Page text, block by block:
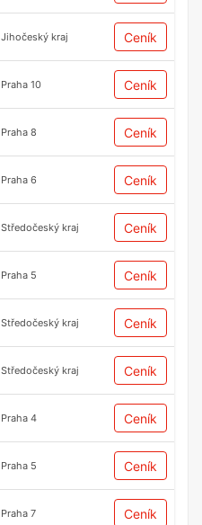
Jihočeský kraj Ceník
Praha 10 Ceník
Praha 8 Ceník
Praha 6 Ceník
Středočeský kraj Ceník
Praha 5 Ceník
Středočeský kraj Ceník
Středočeský kraj Ceník
Praha 4 Ceník
Praha 5 Ceník
Praha 7 Ceník